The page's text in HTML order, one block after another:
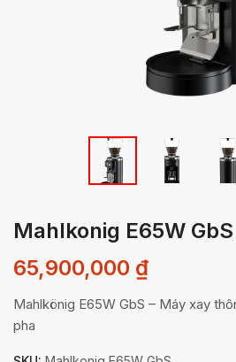
Mahlkonig E65W GbS
65,900,000 ₫
Mahlkönig E65W GbS – Máy xay
pha